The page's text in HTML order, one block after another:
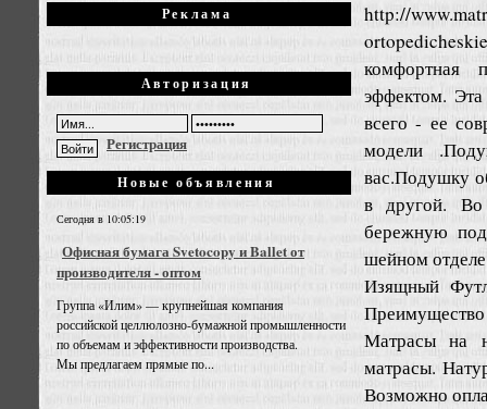
Реклама
Авторизация
Регистрация
Новые объявления
Сегодня в 10:05:19
Офисная бумага Svetocopy и Ballet от
производителя - оптом
Группа «Илим» — крупнейшая компания
российской целлюлозно-бумажной промышленности
по объемам и эффективности производства.
Мы предлагаем прямые по...
http://
комфортная
эффектом.
всего - ее
модели
вас.Подушку
в другой. Во
бережную
шейном
Изящный
Преимущество
Матрасы на
матрасы.
Возможно